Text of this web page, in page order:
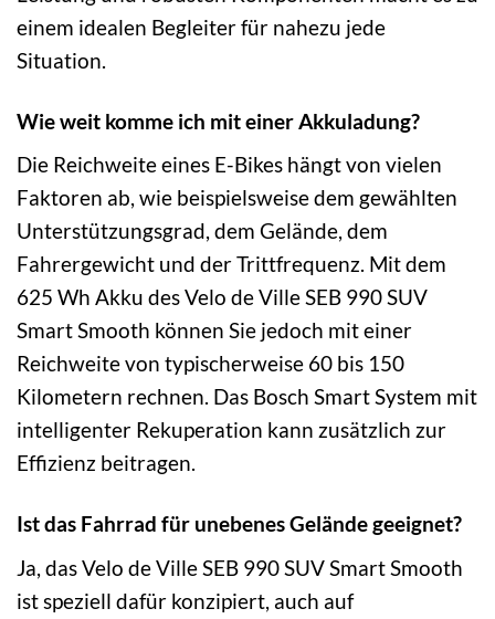
einem idealen Begleiter für nahezu jede
Situation.
Wie weit komme ich mit einer Akkuladung?
Die Reichweite eines E-Bikes hängt von vielen
Faktoren ab, wie beispielsweise dem gewählten
Unterstützungsgrad, dem Gelände, dem
Fahrergewicht und der Trittfrequenz. Mit dem
625 Wh Akku des Velo de Ville SEB 990 SUV
Smart Smooth können Sie jedoch mit einer
Reichweite von typischerweise 60 bis 150
Kilometern rechnen. Das Bosch Smart System mit
intelligenter Rekuperation kann zusätzlich zur
Effizienz beitragen.
Ist das Fahrrad für unebenes Gelände geeignet?
Ja, das Velo de Ville SEB 990 SUV Smart Smooth
ist speziell dafür konzipiert, auch auf